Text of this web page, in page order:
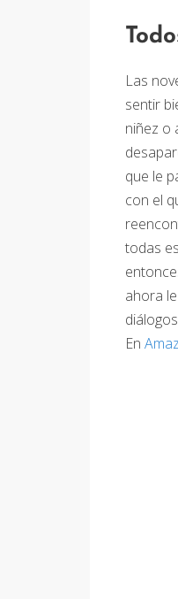
Las
sentir
niñez o
que le
con el
todas
ahora
En